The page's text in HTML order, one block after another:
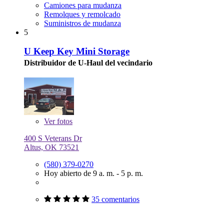
Camiones para mudanza
Remolques y remolcado
Suministros de mudanza
5
U Keep Key Mini Storage
Distribuidor de U-Haul del vecindario
Verfotos
400 S Veterans Dr
Altus, OK 73521
(580) 379-0270
Hoy abierto de 9 a. m. - 5 p. m.
35 comentarios